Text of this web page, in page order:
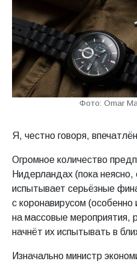
Фото: Omar
Я, честно говоря,
Огромное количество
Нидерландах (пока неясно,
испытывает серьёзные
с коронавирусом (особенно
на массовые мероприятия,
начнёт их испытывать в
Изначально министр